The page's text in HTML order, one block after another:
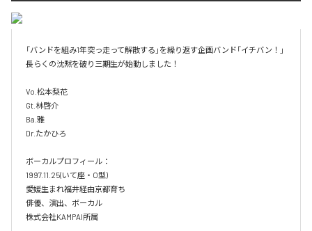
「バンドを組み1年突っ走って解散する」を繰り返す企画バンド「イチバン！」
長らくの沈黙を破り三期生が始動しました！
Vo.松本梨花
Gt.林啓介
Ba.雅
Dr.たかひろ
ボーカルプロフィール：
1997.11.25(いて座・O型)
愛媛生まれ福井経由京都育ち
俳優、演出、ボーカル
株式会社KAMPAI所属